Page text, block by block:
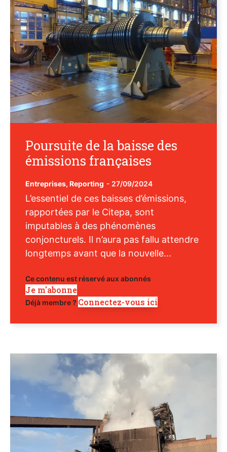
Poursuite de la baisse des
émissions françaises
Entreprises, Reporting - 27/09/2024
L’essentiel de ces baisses d’émissions,
rapportées par le Citepa, sont
imputables à des phénomènes
conjoncturels. Il n’aura pas fallu attendre
longtemps avant que la nouvelle...
Ce contenu est réservé aux abonnés
Je m'abonne
Déjà membre ? Connectez-vous ici